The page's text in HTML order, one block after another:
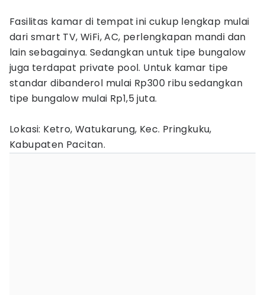
Fasilitas kamar di tempat ini cukup lengkap mulai
dari smart TV, WiFi, AC, perlengkapan mandi dan
lain sebagainya. Sedangkan untuk tipe bungalow
juga terdapat private pool. Untuk kamar tipe
standar dibanderol mulai Rp300 ribu sedangkan
tipe bungalow mulai Rp1,5 juta.
Lokasi: Ketro, Watukarung, Kec. Pringkuku,
Kabupaten Pacitan.